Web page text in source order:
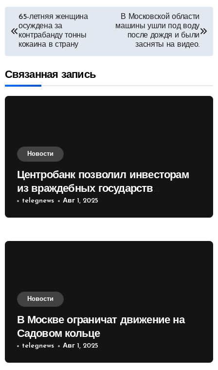
Навигация
по
записям
65-летняя женщина
осуждена за
контрабанду тонны
кокаина в страну
В Московской области
машины ушли под воду
после дождя и были
засняты на видео.
Связанная запись
Новости
Центробанк позволил инвесторам
из враждебных государств
приобретать валюту
telegnews Авг 1, 2025
Новости
В Москве ограничат движение на
Садовом кольце
telegnews Авг 1, 2025